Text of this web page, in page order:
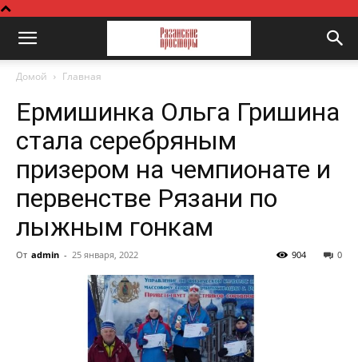
Домой Главная
Ермишинка Ольга Гришина
стала серебряным
призером на чемпионате и
первенстве Рязани по
лыжным гонкам
От admin - 25 января, 2022 0
904